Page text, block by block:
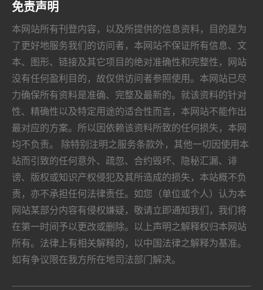
免责声明
本网站所有刊登内容，以及所提供的信息资料，目的是为
了更好地服务我们的访问者，本网站不保证所有信息、文
本、图形、链接及其它项目的绝对准确性和完整性，网站
没有任何盈利目的，故仅供访问者参照使用。本网站已尽
力确保所有资料是准确、完整及最新的。就该资料的针对
性、精确性以及特定用途的适合性而言，本网站不能作出
最对应的方案。所以因依赖该资料所致的任何损失，本网
均不负责。 除特别注明之服务条款外，其他一切因使用本
站而引致的任何意外、疏忽、合约毁坏、隐秘汇漏、诽
谤、版权或知识产权侵犯及其所造成的损失，本站概不负
责，亦不承担任何法律责任。如您（单位或个人）认为本
网站某部分内容有侵权嫌疑，敬请立即通知我们，我们将
在第一时间予以更改或删除。以上声明之解释权归本网站
所有。法律上有相关解释的，以中国法律之解释为基准。
如有争议限在我方所在地司法部门解决。